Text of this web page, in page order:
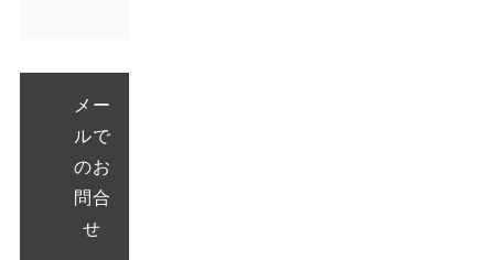
メー
ルで
のお
問合
せ